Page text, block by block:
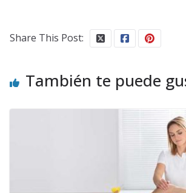
Share This Post:
También te puede